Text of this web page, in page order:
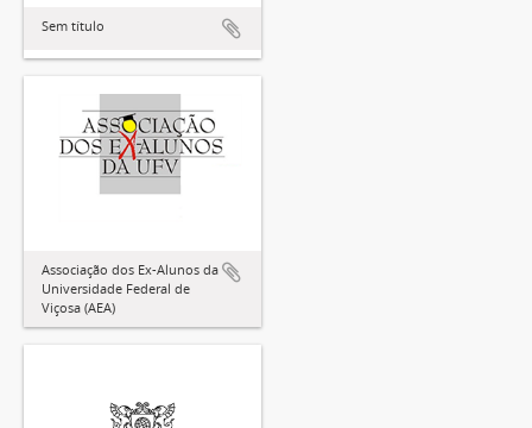
Sem título
Associação dos Ex-Alunos da
Universidade Federal de
Viçosa (AEA)